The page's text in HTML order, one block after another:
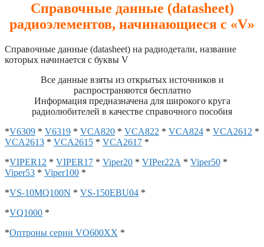
Справочные данные (datasheet)
радиоэлементов, начинающиеся с «V»
Справочные данные (datasheet) на радиодетали, название
которых начинается с буквы V
Все данные взяты из открытых источников и
распространяются бесплатно
Информация предназначена для широкого круга
радиолюбителей в качестве справочного пособия
*V6309 * V6319 * VCA820 * VCA822 * VCA824 * VCA2612 *
VCA2613 * VCA2615 * VCA2617 *
*VIPER12 * VIPER17 * Viper20 * VIPer22A * Viper50 *
Viper53 * Viper100 *
*VS-10MQ100N * VS-150EBU04 *
*VQ1000 *
*Оптроны серии VO600XX *